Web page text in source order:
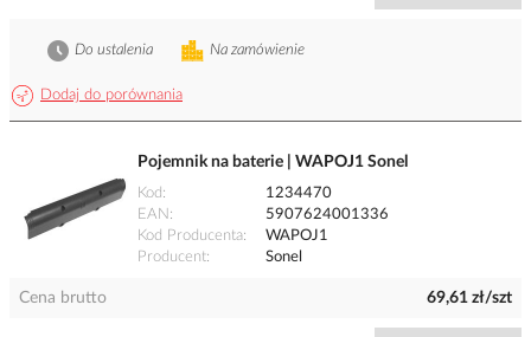
Dodaj do porównania
Na zamówienie
Do ustalenia
Pojemnik na baterie | WAPOJ1 Sonel
Kod
1234470
EAN
5907624001336
Kod Producenta
WAPOJ1
Producent
Sonel
Cena brutto 69,61 zł/szt